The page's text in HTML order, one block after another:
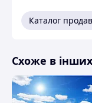
Каталог
Схоже в